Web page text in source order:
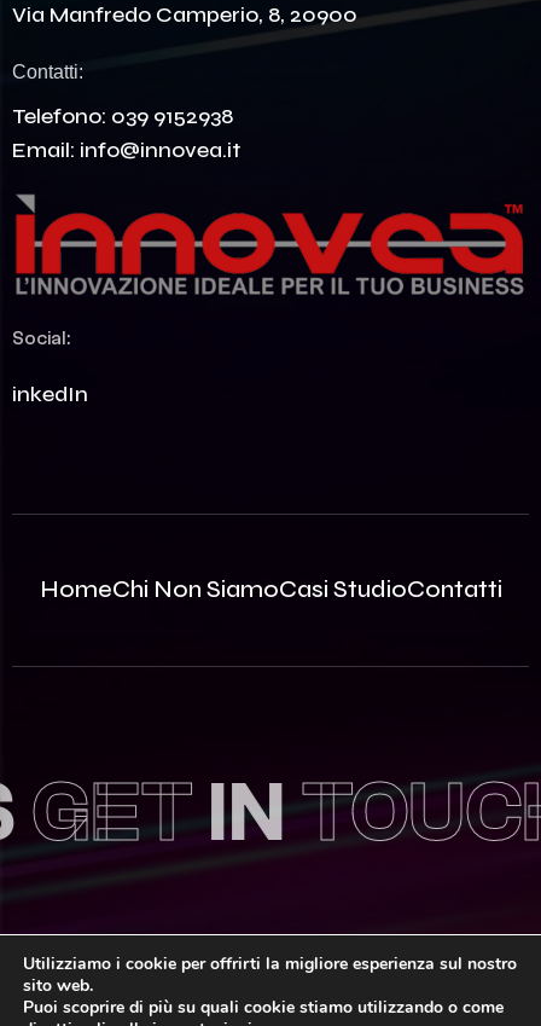
Via Manfredo Camperio, 8, 20900
Contatti:
Telefono: 039 9152938
Email: info@innovea.it
Social:
LinkedIn
HomeChi Non SiamoCasi StudioContatti
INTOUCH
© 2026 Innovea S.r.l. – P.Iva: 09812870963 | REA MB –
2535786 | Capitale Sociale: 100.000,00€ i.v.
Utilizziamo i cookie per offrirti la migliore esperienza sul nostro
sito web.
Puoi scoprire di più su quali cookie stiamo utilizzando o come